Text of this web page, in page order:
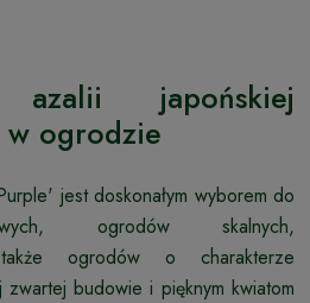
azalii japońskiej
w ogrodzie
jest doskonałym wyborem do
ogrodów skalnych,
ogrodów o charakterze
budowie i pięknym kwiatom